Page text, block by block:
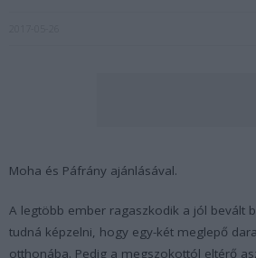
Moha és Páfrány ajánlásával.
A legtöbb ember ragaszkodik a jól bevált
tudná képzelni, hogy egy-két meglepő
otthonába. Pedig a megszokottól eltérő